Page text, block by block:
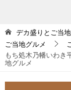
デカ盛りとご当
ご当地グルメ
もち処木乃幡いわき
地グルメ